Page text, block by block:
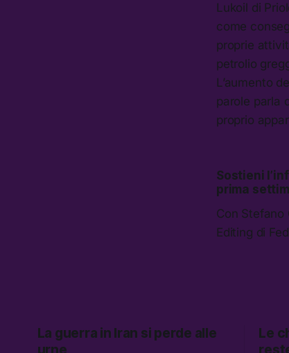
Lukoil di
come
proprie
petrolio
L’aumento
parole parla
proprio
Sostieni
prima
Con Stefano
Editing di
La guerra in Iran si perde alle
Le